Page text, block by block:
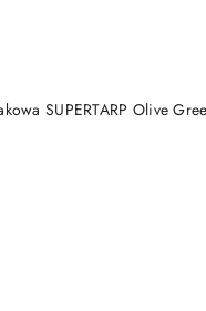
SUPERTARP Olive